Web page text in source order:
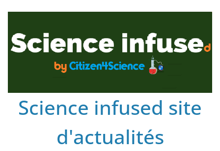
Science infused site
d'actualités